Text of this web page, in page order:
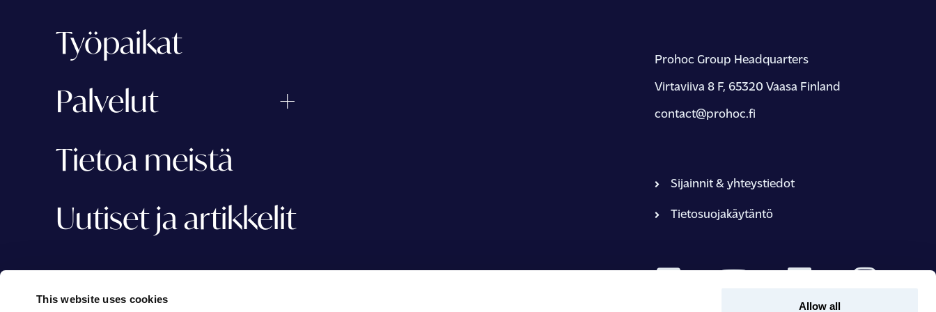
This website uses cookies
Allow all
Työpaikat
Palvelut
Tietoa meistä
Uutiset ja artikkelit
Prohoc Group Headquarters
Virtaviiva 8 F, 65320 Vaasa Finland
contact@prohoc.fi
Sijainnit & yhteystiedot
Tietosuojakäytäntö